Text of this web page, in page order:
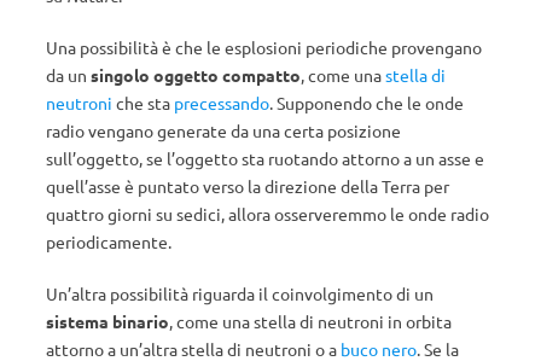
Una possibilità è che le esplosioni periodiche provengano
da un singolo oggetto compatto, come unastella di
neutroni che sta precessando. Supponendo che le onde
radio vengano generate da una certa posizione
sull’oggetto, se l’oggetto sta ruotando attorno a un asse e
quell’asse è puntato verso la direzione della Terra per
quattro giorni su sedici, allora osserveremmo le onde radio
periodicamente.
Un’altra possibilità riguarda il coinvolgimento di un
sistema binario, come una stella di neutroni in orbita
attorno a un’altra stella di neutroni o a buco nero. Se la